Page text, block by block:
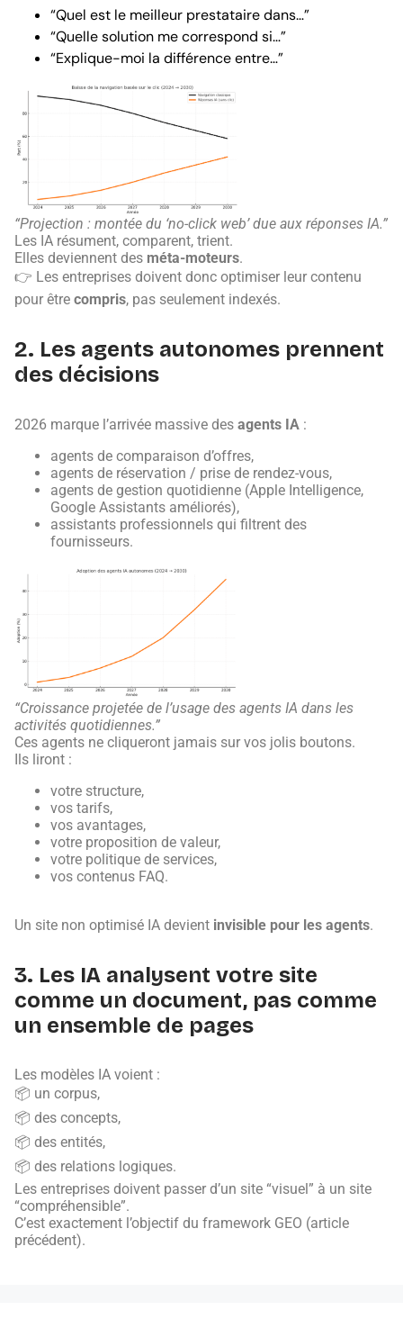
“Quel est le meilleur prestataire dans…”
“Quelle solution me correspond si…”
“Explique-moi la différence entre…”
“Projection : montée du ‘no-click web’ due aux réponses IA.”
Les IA résument, comparent, trient.
Elles deviennent des méta-moteurs.
👉 Les entreprises doivent donc optimiser leur contenu
pour être compris, pas seulement indexés.
2. Les agents autonomes prennent
des décisions
2026 marque l’arrivée massive des agents IA :
agents de comparaison d’offres,
agents de réservation / prise de rendez-vous,
agents de gestion quotidienne (Apple Intelligence,
Google Assistants améliorés),
assistants professionnels qui filtrent des
fournisseurs.
“Croissance projetée de l’usage des agents IA dans les
activités quotidiennes.”
Ces agents ne cliqueront jamais sur vos jolis boutons.
Ils liront :
votre structure,
vos tarifs,
vos avantages,
votre proposition de valeur,
votre politique de services,
vos contenus FAQ.
Un site non optimisé IA devient invisible pour les agents.
3. Les IA analysent votre site
comme un document, pas comme
un ensemble de pages
Les modèles IA voient :
📦 un corpus,
📦 des concepts,
📦 des entités,
📦 des relations logiques.
Les entreprises doivent passer d’un site “visuel” à un site
“compréhensible”.
C’est exactement l’objectif du framework GEO (article
précédent).